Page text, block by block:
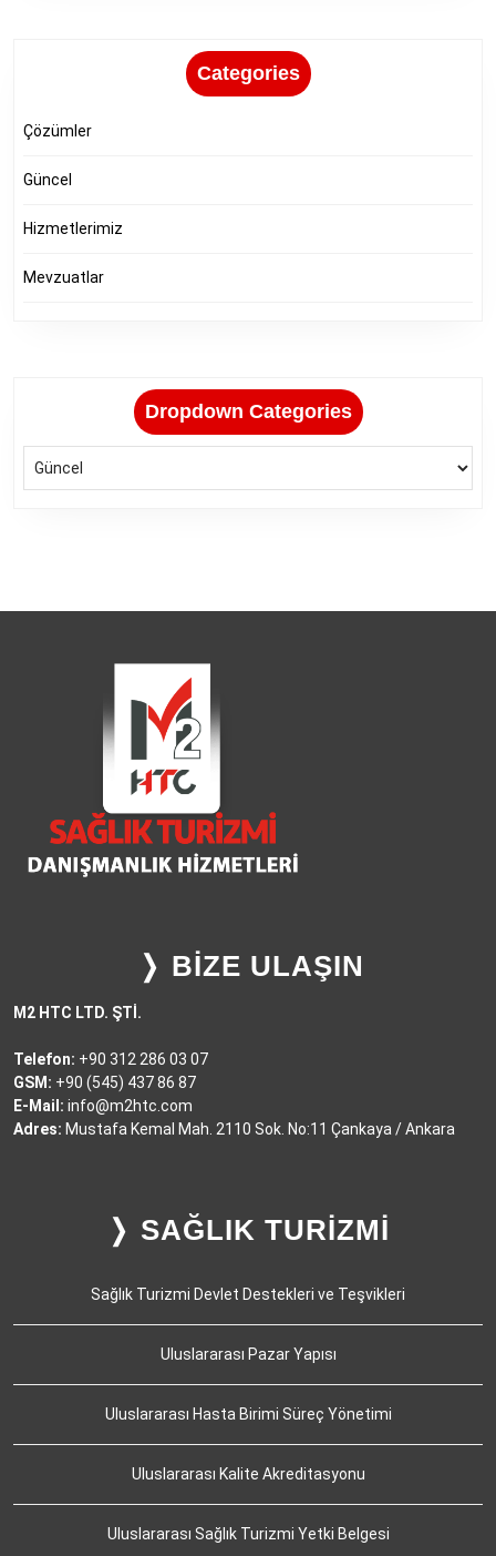
Categories
Çözümler
Güncel
Hizmetlerimiz
Mevzuatlar
Dropdown Categories
❭ BİZE ULAŞIN
M2 HTC LTD. ŞTİ.
Telefon: +90 312 286 03 07
GSM: +90 (545) 437 86 87
E-Mail: info@m2htc.com
Adres: Mustafa Kemal Mah. 2110 Sok. No:11 Çankaya / Ankara
❭ SAĞLIK TURİZMİ
Sağlık Turizmi Devlet Destekleri ve Teşvikleri
Uluslararası Pazar Yapısı
Uluslararası Hasta Birimi Süreç Yönetimi
Uluslararası Kalite Akreditasyonu
Uluslararası Sağlık Turizmi Yetki Belgesi